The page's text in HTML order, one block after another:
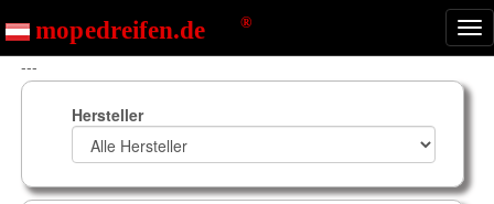
---
Hersteller